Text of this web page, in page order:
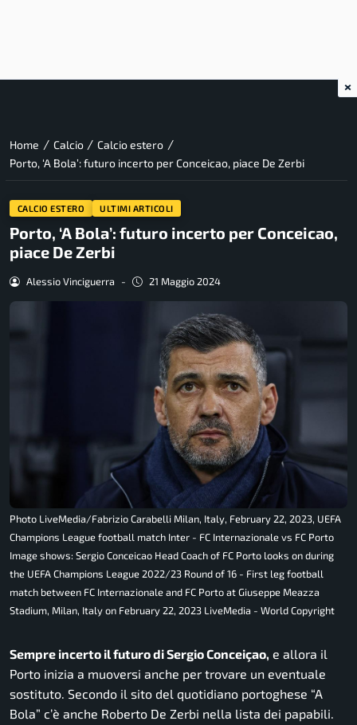
Home / Calcio / Calcio estero /
Porto, ‘A Bola’: futuro incerto per Conceicao, piace De Zerbi
CALCIO ESTERO ULTIMI ARTICOLI
Porto, ‘A Bola’: futuro incerto per Conceicao,
piace De Zerbi
Alessio Vinciguerra - 21 Maggio 2024
Photo LiveMedia/Fabrizio Carabelli Milan, Italy, February 22, 2023, UEFA
Champions League football match Inter - FC Internazionale vs FC Porto
Image shows: Sergio Conceicao Head Coach of FC Porto looks on during
the UEFA Champions League 2022/23 Round of 16 - First leg football
match between FC Internazionale and FC Porto at Giuseppe Meazza
Stadium, Milan, Italy on February 22, 2023 LiveMedia - World Copyright
Sempre incerto il futuro diSergio Conceiçao, e allora il
Porto inizia a muoversi anche per trovare un eventuale
sostituto. Secondo il sito del quotidiano portoghese “A
Bola” c’è anche Roberto De Zerbi nella lista dei papabili.
×